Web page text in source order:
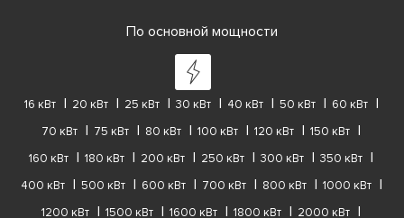
По основной мощности
16 кВт 20 кВт 25 кВт 30 кВт 40 кВт 50 кВт
60 кВт
70 кВт
75 кВт 80 кВт 100 кВт 120 кВт
150 кВт
160 кВт
180 кВт 200 кВт 250 кВт 300 кВт
350 кВт
400 кВт
500 кВт 600 кВт 700 кВт 800 кВт
1000 кВт
1200 кВт
1500 кВт 1600 кВт 1800 кВт
2000 кВт